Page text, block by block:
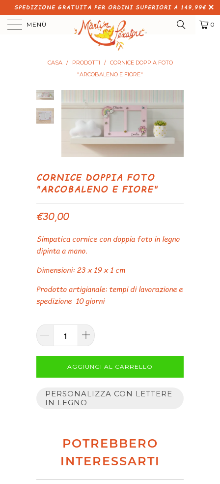
SPEDIZIONE GRATUITA PER ORDINI SUPERIORI A 149,99€
MENÙ 0
CASA / PRODOTTI /
CORNICE DOPPIA FOTO
"ARCOBALENO E FIORE"
CORNICE DOPPIA FOTO
"ARCOBALENO E FIORE"
€30,00
Simpatica cornice con doppia foto in legno
dipinta a mano.
Dimensioni: 23 x 19 x 1 cm
Prodotto artigianale: tempi di lavorazione e
spedizione 10 giorni
AGGIUNGI AL CARRELLO
PERSONALIZZA CON LETTERE
IN LEGNO
POTREBBERO
INTERESSARTI